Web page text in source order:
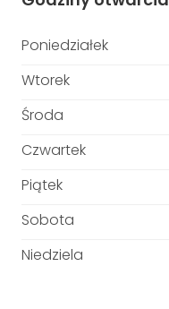
Poniedziałek
Wtorek
Środa
Czwartek
Piątek
Sobota
Niedziela